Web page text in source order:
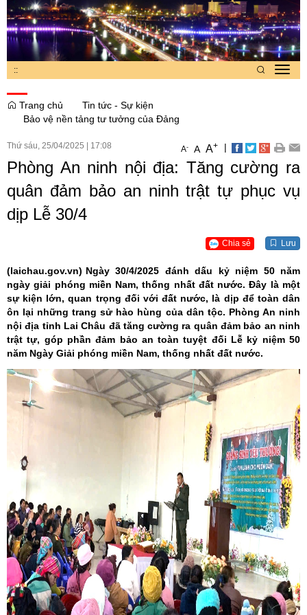
::
Trang chủ
Tin tức - Sự kiện
Bảo vệ nền tảng tư tưởng của Đảng
Thứ sáu, 25/04/2025 17:08 A- A A+ |
Phòng An ninh nội địa: Tăng cường ra
quân đảm bảo an ninh trật tự phục vụ
dịp Lễ 30/4
Chia sẻ Lưu
(laichau.gov.vn) Ngày 30/4/2025 đánh dấu kỷ niệm 50 năm
ngày giải phóng miền Nam, thống nhất đất nước. Đây là một
sự kiện lớn, quan trọng đối với đất nước, là dịp để toàn dân
ôn lại những trang sử hào hùng của dân tộc. Phòng An ninh
nội địa tỉnh Lai Châu đã tăng cường ra quân đảm bảo an ninh
trật tự, góp phần đảm bảo an toàn tuyệt đối Lễ kỷ niệm 50
năm Ngày Giải phóng miền Nam, thống nhất đất nước.